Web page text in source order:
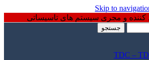
Skip to
کننده و مجری سیستم های تاسیساتی
جستجو